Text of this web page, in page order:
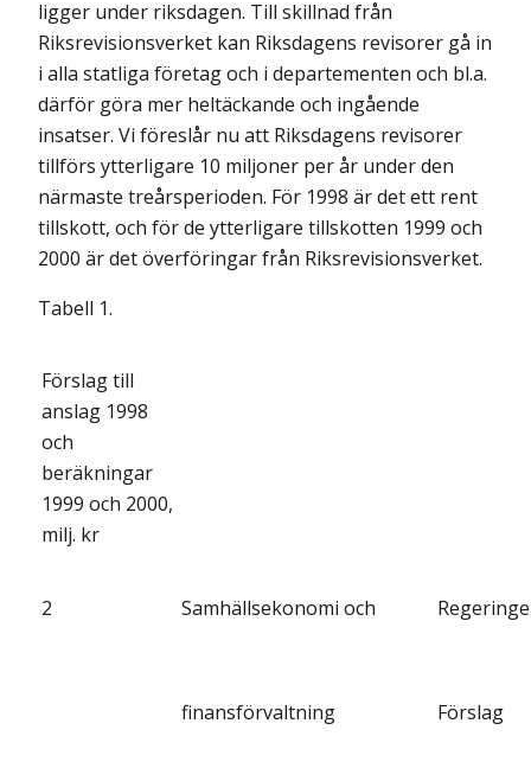
ligger under riksdagen. Till skillnad från
Riksrevisionsverket kan Riksdagens revisorer gå in
i alla statliga företag och i departementen och bl.a.
därför göra mer heltäckande och ingående
insatser. Vi föreslår nu att Riksdagens revisorer
tillförs ytterligare 10 miljoner per år under den
närmaste treårsperioden. För 1998 är det ett rent
tillskott, och för de ytterligare tillskotten 1999 och
2000 är det överföringar från Riksrevisionsverket.
Tabell 1.
Förslag till
anslag 1998
och
beräkningar
1999 och 2000,
milj. kr
2 Samhällsekonomi och
finansförvaltning Förslag